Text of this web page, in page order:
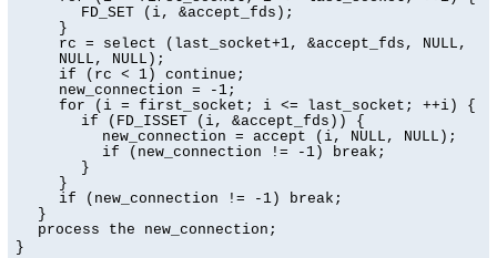
FD_SET (i, &accept_fds);
}
rc = select (last_socket+1, &accept_fds, NULL,
NULL, NULL);
if (rc < 1) continue;
new_connection = -1;
for (i = first_socket; i <= last_socket; ++i) {
if (FD_ISSET (i, &accept_fds)) {
new_connection = accept (i, NULL, NULL);
if (new_connection != -1) break;
}
}
if (new_connection != -1) break;
}
process the new_connection;
}